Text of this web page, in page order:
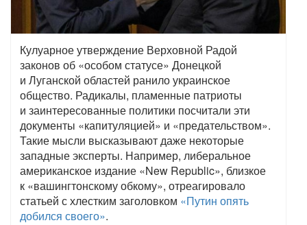
Кулуарное утверждение Верховной Радой
законов об «особом статусе» Донецкой
и Луганской областей ранило украинское
общество. Радикалы, пламенные патриоты
и заинтересованные политики посчитали эти
документы «капитуляцией» и «предательством».
Такие мысли высказывают даже некоторые
западные эксперты. Например, либеральное
американское издание «New Republic», близкое
к «вашингтонскому обкому», отреагировало
статьей с хлестким заголовком «Путин опять
добился своего».